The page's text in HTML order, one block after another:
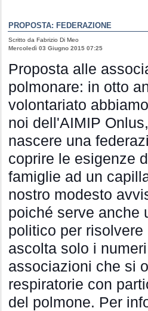
PROPOSTA: FEDERAZIONE
Scritto da Fabrizio Di Meo
Mercoledì 03 Giugno 2015 07:25
Proposta alle
polmonare: in otto
volontariato
noi dell'AIMIP
nascere una
coprire le esigenze
famiglie ad un
nostro modesto
poiché serve anche
politico per
ascolta solo i
associazioni che si
respiratorie con
del polmone. Per